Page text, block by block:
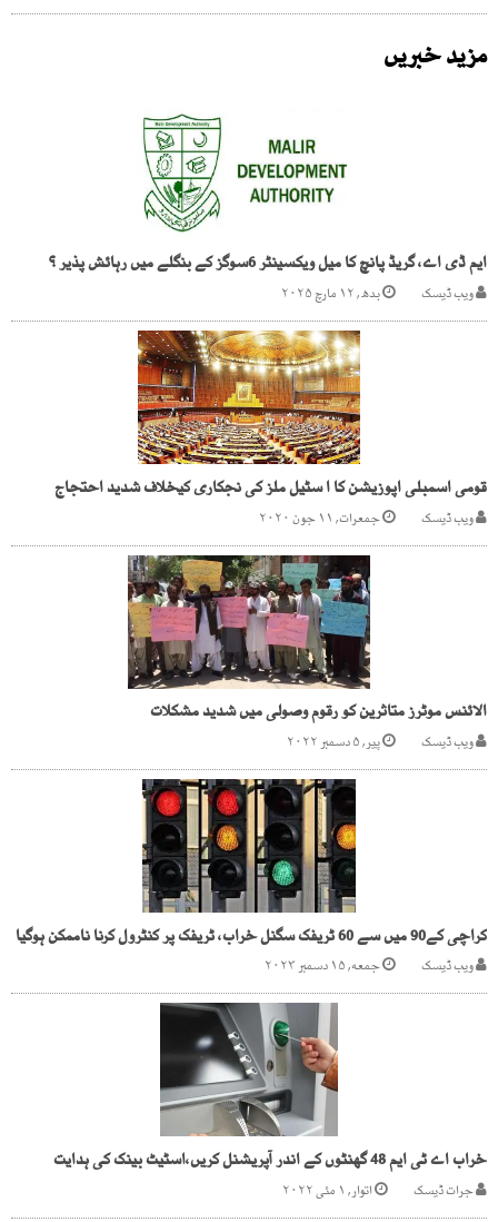
مزید خبریں
ایم ڈی اے، گریڈ پانچ کا میل ویکسینٹر 6سوگز کے بنگلے میں رہائش پذیر ؟
ویب ڈیسک بدھ, ۱۲ مارچ ۲۰۲۵
قومی اسمبلی اپوزیشن کا ا سٹیل ملز کی نجکاری کیخلاف شدید احتجاج
ویب ڈیسک جمعرات, ۱۱ جون ۲۰۲۰
الائنس موٹرز متاثرین کو رقوم وصولی میں شدید مشکلات
ویب ڈیسک پیر, ۵ دسمبر ۲۰۲۲
کراچی کے90 میں سے 60 ٹریفک سگنل خراب، ٹریفک پر کنٹرول کرنا ناممکن ہوگیا
ویب ڈیسک جمعه, ۱۵ دسمبر ۲۰۲۳
خراب اے ٹی ایم 48 گھنٹوں کے اندر آپریشنل کریں،اسٹیٹ بینک کی ہدایت
جرات ڈیسک اتوار, ۱ مئی ۲۰۲۲